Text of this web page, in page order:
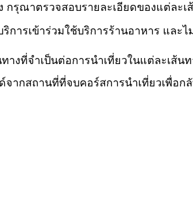
กรุณาตรวจสอบรายละเอียดของแต่ละเ
การเข้าร่วมใช้บริการร้านอาหาร และไ
งที่จำเป็นต่อการนำเที่ยวในแต่ละเส้น
ากสถานที่ที่จบคอร์สการนำเที่ยวเพื่อก